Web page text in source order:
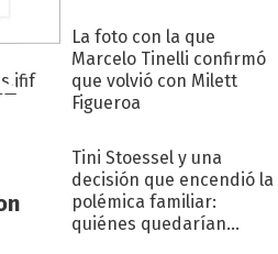
La foto con la que
Marcelo Tinelli confirmó
que volvió con Milett
Figueroa
Tini Stoessel y una
decisión que encendió la
polémica familiar:
quiénes quedarían